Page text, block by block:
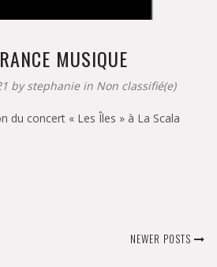
MUSIQUE
bystephanie in Non classifié(e)
du concert « Les Îles » à La Scala
NEWER POSTS